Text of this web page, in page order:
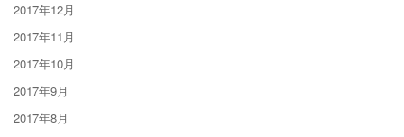
2017年12月
2017年11月
2017年10月
2017年9月
2017年8月